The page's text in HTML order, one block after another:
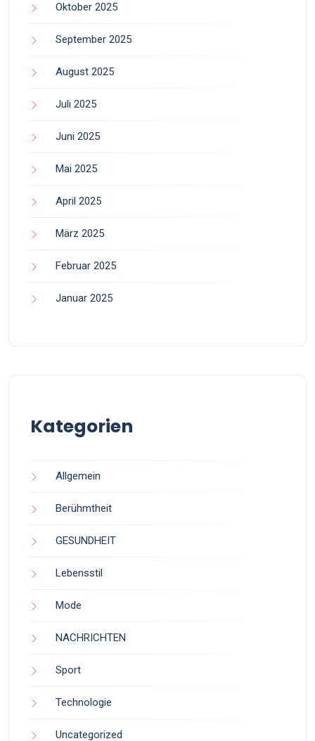
Oktober 2025
September 2025
August 2025
Juli 2025
Juni 2025
Mai 2025
April 2025
März 2025
Februar 2025
Januar 2025
Kategorien
Allgemein
Berühmtheit
GESUNDHEIT
Lebensstil
Mode
NACHRICHTEN
Sport
Technologie
Uncategorized